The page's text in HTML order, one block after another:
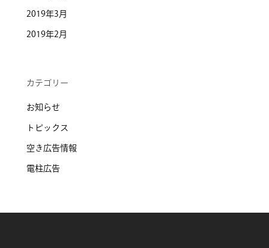
2019年3月
2019年2月
カテゴリー
お知らせ
トピックス
空き広告情報
電柱広告